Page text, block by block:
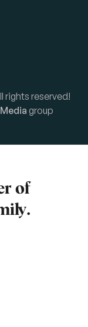
rights reserved!
group
of